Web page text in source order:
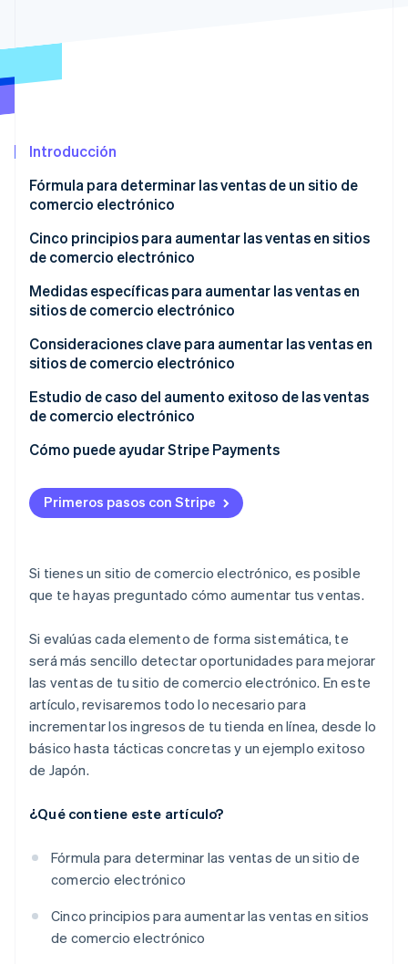
Prevención de fraude
Constitución de una startup
Identity
Descubre cómo Stripe construye la infraestructura
Mirar ahora
Introducción
Fórmula para determinar las ventas de un sitio de
comercio electrónico
Cantidad de visitas
Valor promedio por pedido
Cinco principios para aumentar las ventas en sitios
de comercio electrónico
Captar nuevos clientes
Mejorar la tasa de compra recurrente de los clientes
Aumentar el valor promedio por pedido
Revisar los precios de tus productos y servicios
Medidas específicas para aumentar las ventas en
sitios de comercio electrónico
Medidas para aumentar el tráfico del sitio
Estrategias para aumentar el valor promedio por
Consideraciones clave para aumentar las ventas en
sitios de comercio electrónico
No intentar implementar todas las medidas al
mismo tiempo
Realizar mejoras continuas con seguimiento
No perder de vista la experiencia de usuario
Estudio de caso del aumento exitoso de las ventas
de comercio electrónico
Cómo puede ayudar Stripe Payments
Primeros pasos con Stripe
Si tienes un sitio de comercio electrónico, es posible
que te hayas preguntado cómo aumentar tus ventas.
Si evalúas cada elemento de forma sistemática, te
será más sencillo detectar oportunidades para mejorar
las ventas de tu sitio de comercio electrónico. En este
artículo, revisaremos todo lo necesario para
incrementar los ingresos de tu tienda en línea, desde lo
básico hasta tácticas concretas y un ejemplo exitoso
de Japón.
¿Qué contiene este artículo?
Fórmula para determinar las ventas de un sitio de
comercio electrónico
Cinco principios para aumentar las ventas en sitios
de comercio electrónico